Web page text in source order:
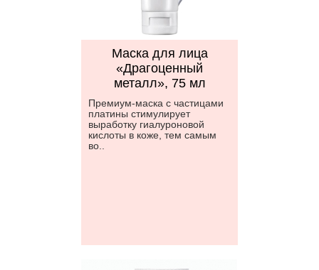
Маска для лица
«Драгоценный
металл», 75 мл
Премиум-маска с частицами
платины стимулирует
выработку гиалуроновой
кислоты в коже, тем самым
во..